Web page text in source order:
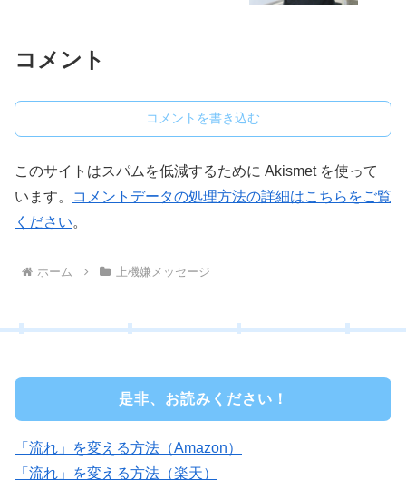
コメント
コメントを書き込む
このサイトはスパムを低減するために Akismet を使って
います。
コメントデータの処理方法の詳細はこちらをご覧
ください。
ホーム 上機嫌メッセージ
是非、お読みください！
「流れ」を変える方法（Amazon）
「流れ」を変える方法（楽天）